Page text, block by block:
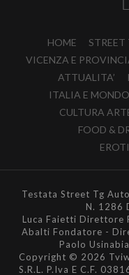
HOME STREET
VICENZA E
ATTUALITA’
ITALIA E MONDO
CULTURA
FOOD &
Testata Street Tg
N. 1286
Luca Faietti Direttore
Abalti Fondatore -
Paolo
Copyright © 2026
S.R.L. P.Iva E C.F.